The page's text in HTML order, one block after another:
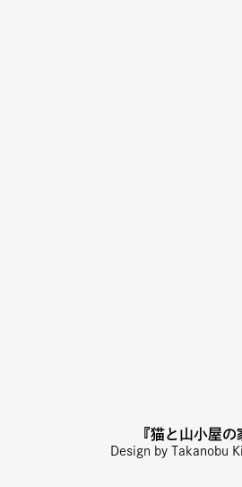
『猫と山小屋の
Design by Takanobu